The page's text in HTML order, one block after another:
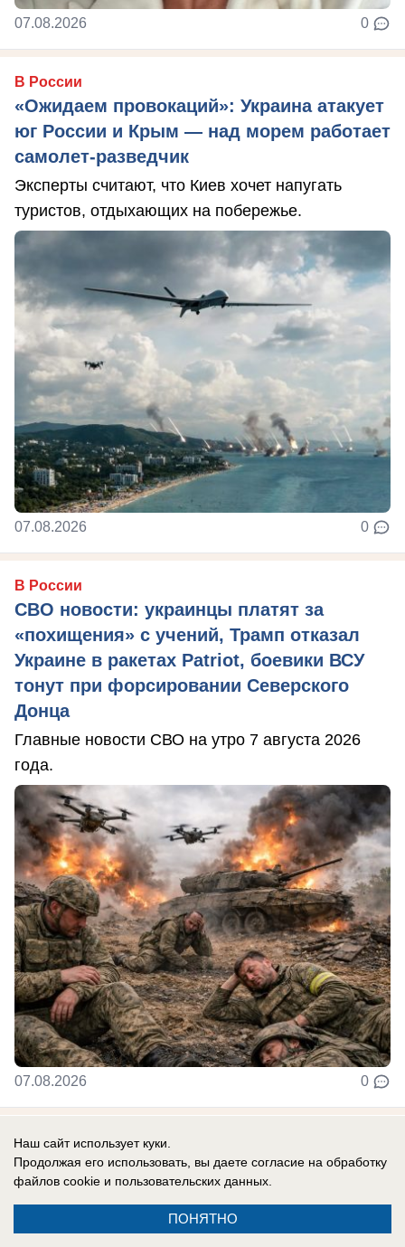
07.08.2026 0
В России
«Ожидаем провокаций»: Украина атакует
юг России и Крым — над морем работает
самолет-разведчик
Эксперты считают, что Киев хочет напугать
туристов, отдыхающих на побережье.
07.08.2026 0
В России
СВО новости: украинцы платят за
«похищения» с учений, Трамп отказал
Украине в ракетах Patriot, боевики ВСУ
тонут при форсировании Северского
Донца
Главные новости СВО на утро 7 августа 2026
года.
07.08.2026 0
В России
«Там, где бьют москаля, Польша
оказывает помощь»: президент страны
сделал агрессивное заявление в адрес
России
Наш сайт использует куки.
Продолжая его использовать, вы даете согласие на обработку
файлов cookie и пользовательских данных.
ПОНЯТНО